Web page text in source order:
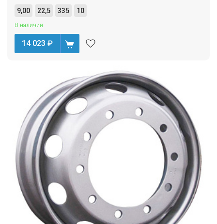
9,00 22,5 335 10
В наличии
14 023 ₽